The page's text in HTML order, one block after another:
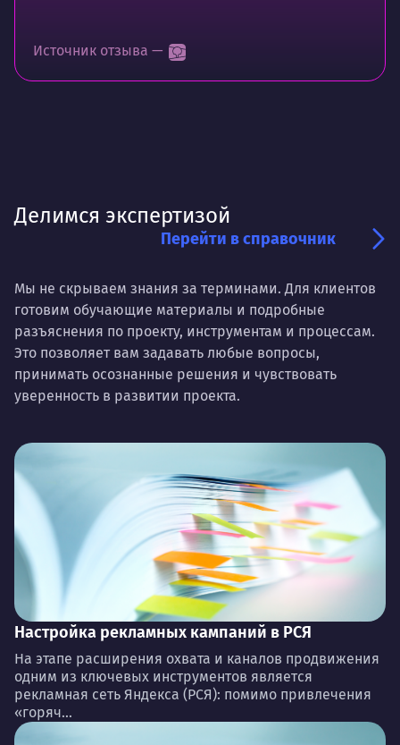
Источник отзыва —
Делимся экспертизой
Перейти в справочник
Мы не скрываем знания за терминами. Для клиентов
готовим обучающие материалы и подробные
разъяснения по проекту, инструментам и процессам.
Это позволяет вам задавать любые вопросы,
принимать осознанные решения и чувствовать
уверенность в развитии проекта.
Настройка рекламных кампаний в РСЯ
На этапе расширения охвата и каналов продвижения
одним из ключевых инструментов является
рекламная сеть Яндекса (РСЯ): помимо привлечения
«горяч...